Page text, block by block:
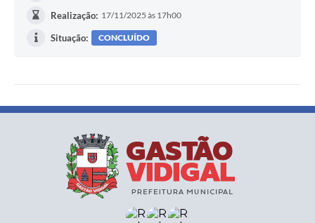
Realização: 17/11/2025 às 17h00
Situação: CONCLUÍDO